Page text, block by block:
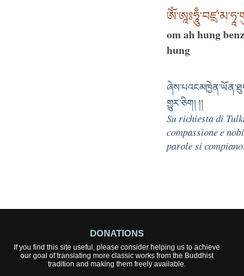
om ah hung
hung
གྱུར་ཅིག། །།
Su richiesta di
compassione e
parole si
DONATIONS
If you find this site useful, please consider helping us to achieve
our goal of translating more classic works from the Buddhist
tradition and making them freely available.